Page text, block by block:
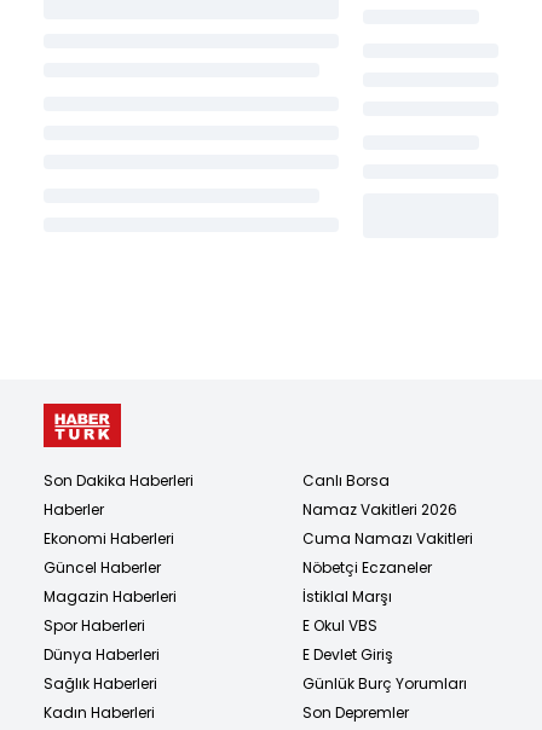
Son Dakika Haberleri
Haberler
Ekonomi Haberleri
Güncel Haberler
Magazin Haberleri
Spor Haberleri
Dünya Haberleri
Sağlık Haberleri
Kadın Haberleri
Canlı Borsa
Namaz Vakitleri 2026
Cuma Namazı Vakitleri
Nöbetçi Eczaneler
İstiklal Marşı
E Okul VBS
E Devlet Giriş
Günlük Burç Yorumları
Son Depremler